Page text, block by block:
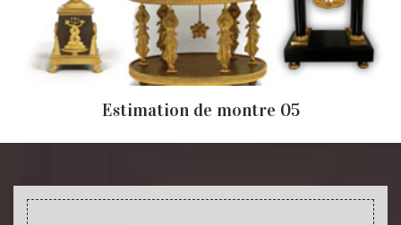
Estimation de montre 05